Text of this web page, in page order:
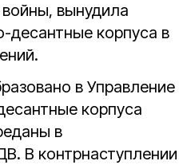
вынудила
десантные корпуса в
в Управление
корпуса
в
В контрнаступлении